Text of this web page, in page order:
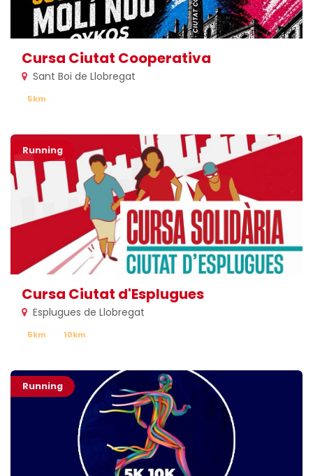
Cursa Ciutat Cooperativa
Sant Boi de Llobregat
5km
Running
Cursa Ciutat d'Esplugues
Esplugues de Llobregat
5km 10km
Running